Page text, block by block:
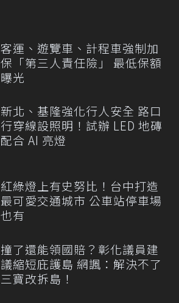
客運、遊覽車、計程車強制加
保「第三人責任險」 最低保額
曝光
新北、基隆強化行人安全 路口
行穿線設照明！試辦 LED 地磚
配合 AI 亮燈
紅綠燈上有史努比！台中打造
最可愛交通城市 公車站停車場
也有
撞了還能領國賠？彰化議員建
議縮短庇護島 網諷：解決不了
三寶改拆島！